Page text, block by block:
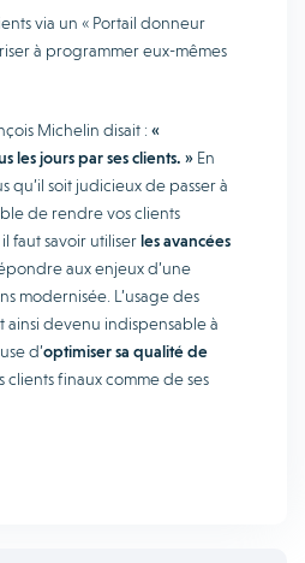
via un « Portail donneur
à programmer eux-mêmes
Michelin disait : «
les jours par ses clients. » En
qu’il soit judicieux de passer à
de rendre vos clients
faut savoir utiliserles avancées
aux enjeux d’une
modernisée. L’usage des
ainsi devenu indispensable à
d’optimiser sa qualité de
clients finaux comme de ses